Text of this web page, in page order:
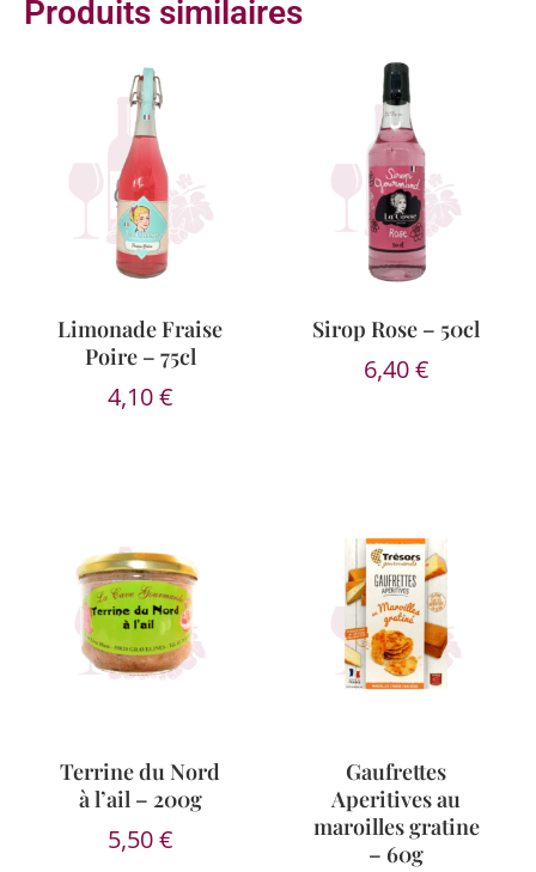
Produits similaires
Limonade Fraise
Poire – 75cl
4,10€
Sirop Rose – 50cl
6,40€
Terrine du Nord
à l’ail – 200g
5,50€
Gaufrettes
Aperitives au
maroilles gratine
– 60g